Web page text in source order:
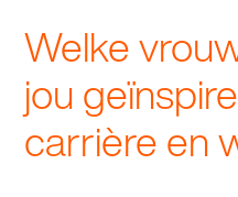
Welke
jou
carrière en